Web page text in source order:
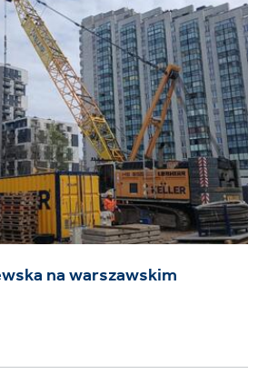
na warszawskim